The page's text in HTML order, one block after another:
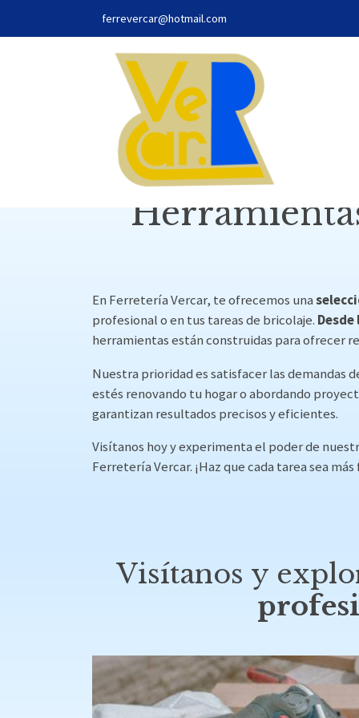
ferrevercar@hotmail.com
En Ferretería Vercar, te ofrecemos una
profesional o en tus tareas de bricolaje.
herramientas están construidas para ofrecer
Nuestra prioridad es satisfacer las demandas
estés renovando tu hogar o abordando
garantizan resultados precisos y eficientes.
Visítanos hoy y experimenta el poder de
Ferretería Vercar. ¡Haz que cada tarea sea
Visítanos y